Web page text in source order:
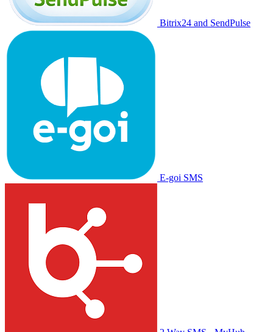
Bitrix24 and SendPulse
E-goi SMS